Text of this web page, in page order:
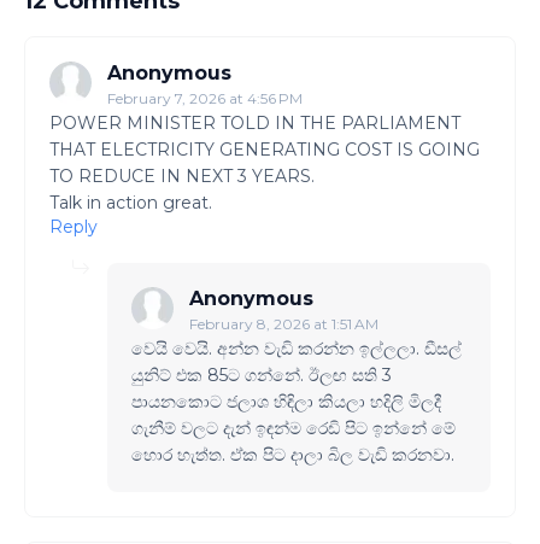
Anonymous
February 7, 2026 at 4:56 PM
POWER MINISTER TOLD IN THE PARLIAMENT
THAT ELECTRICITY GENERATING COST IS GOING
TO REDUCE IN NEXT 3 YEARS.
Talk in action great.
Reply
Anonymous
February 8, 2026 at 1:51 AM
වෙයි වෙයි. අන්න වැඩි කරන්න ඉල්ලලා. ඩීසල්
යුනිට් එක 85ට ගන්නේ. ඊලඟ සති 3
පායනකොට ජලාශ හිඳිලා කියලා හදිලි මිලදී
ගැනීම් වලට දැන් ඉඳන්ම රෙඩි පිට ඉන්නේ මේ
හොර හැත්ත. ඒක පිට දාලා බිල වැඩි කරනවා.